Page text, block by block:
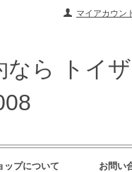
マイアカウン
ら トイ
ップについて お問い